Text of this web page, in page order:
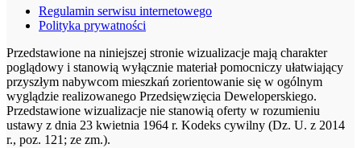
Regulamin serwisu internetowego
Polityka prywatności
Przedstawione na niniejszej stronie wizualizacje mają charakter
poglądowy i stanowią wyłącznie materiał pomocniczy ułatwiający
przyszłym nabywcom mieszkań zorientowanie się w ogólnym
wyglądzie realizowanego Przedsięwzięcia Deweloperskiego.
Przedstawione wizualizacje nie stanowią oferty w rozumieniu
ustawy z dnia 23 kwietnia 1964 r. Kodeks cywilny (Dz. U. z 2014
r., poz. 121; ze zm.).